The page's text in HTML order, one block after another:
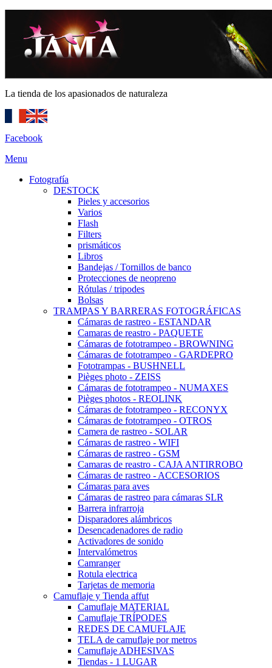
La tienda de los apasionados de naturaleza
Facebook
Menu
Fotografía
DESTOCK
Pieles y accesorios
Varios
Flash
Filters
prismáticos
Libros
Bandejas / Tornillos de banco
Protecciones de neopreno
Rótulas / tripodes
Bolsas
TRAMPAS Y BARRERAS FOTOGRÁFICAS
Cámaras de rastreo - ESTANDAR
Camaras de reastro - PAQUETE
Cámaras de fototrampeo - BROWNING
Cámaras de fototrampeo - GARDEPRO
Fototrampas - BUSHNELL
Pièges photo - ZEISS
Cámaras de fototrampeo - NUMAXES
Pièges photos - REOLINK
Cámaras de fototrampeo - RECONYX
Cámaras de fototrampeo - OTROS
Camera de rastreo - SOLAR
Cámaras de rastreo - WIFI
Cámaras de rastreo - GSM
Camaras de reastro - CAJA ANTIRROBO
Cámaras de rastreo - ACCESORIOS
Cámaras para aves
Cámaras de rastreo para cámaras SLR
Barrera infrarroja
Disparadores alámbricos
Desencadenadores de radio
Activadores de sonido
Intervalómetros
Camranger
Rotula electrica
Tarjetas de memoria
Camuflaje y Tienda affut
Camuflaje MATERIAL
Camuflaje TRÍPODES
REDES DE CAMUFLAJE
TELA de camuflaje por metros
Camuflaje ADHESIVAS
Tiendas - 1 LUGAR